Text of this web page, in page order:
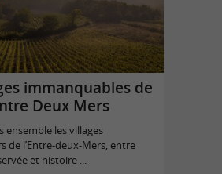
immanquables de
Deux Mers
ensemble les villages
de l’Entre-deux-Mers, entre
et histoire ...